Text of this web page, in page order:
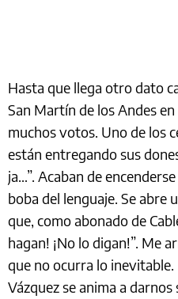
Hasta que llega otro dato
San Martín de los Andes
muchos votos. Uno de los
están entregando sus
ja…”. Acaban de
boba del lenguaje. Se abre
que, como abonado de
hagan! ¡No lo digan!”. Me
que no ocurra lo
Vázquez se anima a